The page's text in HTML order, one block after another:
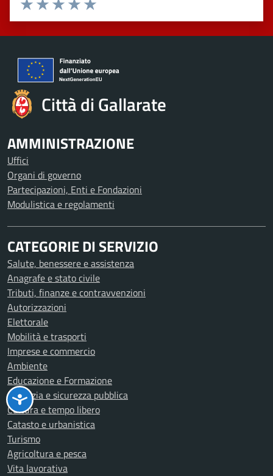
Valuta 5 stelle su 5
Valuta 4 stelle su 5
Valuta 3 stelle su 5
Valuta 2 stelle su 5
Valuta 1 stelle su 5
Città di Gallarate
AMMINISTRAZIONE
Uffici
Organi di governo
Partecipazioni, Enti e Fondazioni
Modulistica e regolamenti
CATEGORIE DI SERVIZIO
Salute, benessere e assistenza
Anagrafe e stato civile
Tributi, finanze e contravvenzioni
Autorizzazioni
Elettorale
Mobilità e trasporti
Imprese e commercio
Ambiente
Educazione e Formazione
Giustizia e sicurezza pubblica
Cultura e tempo libero
Catasto e urbanistica
Turismo
Agricoltura e pesca
Vita lavorativa